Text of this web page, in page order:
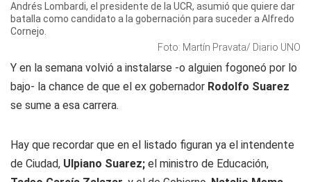
Andrés Lombardi, el presidente de la UCR, asumió que quiere dar
batalla como candidato a la gobernación para suceder a Alfredo
Cornejo.
Foto: Martín Pravata/ Diario UNO
Y en la semana volvió a instalarse -o alguien fogoneó por lo
bajo- la chance de que el ex gobernador Rodolfo Suarez
se sume a esa carrera.
Hay que recordar que en el listado figuran ya el intendente
de Ciudad, Ulpiano Suarez; el ministro de Educación,